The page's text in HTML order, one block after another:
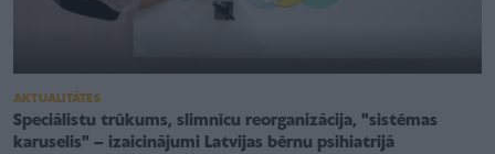
AKTUALITĀTES
Speciālistu trūkums, slimnīcu reorganizācija, "sistēmas
karuselis" – izaicinājumi Latvijas bērnu psihiatrijā